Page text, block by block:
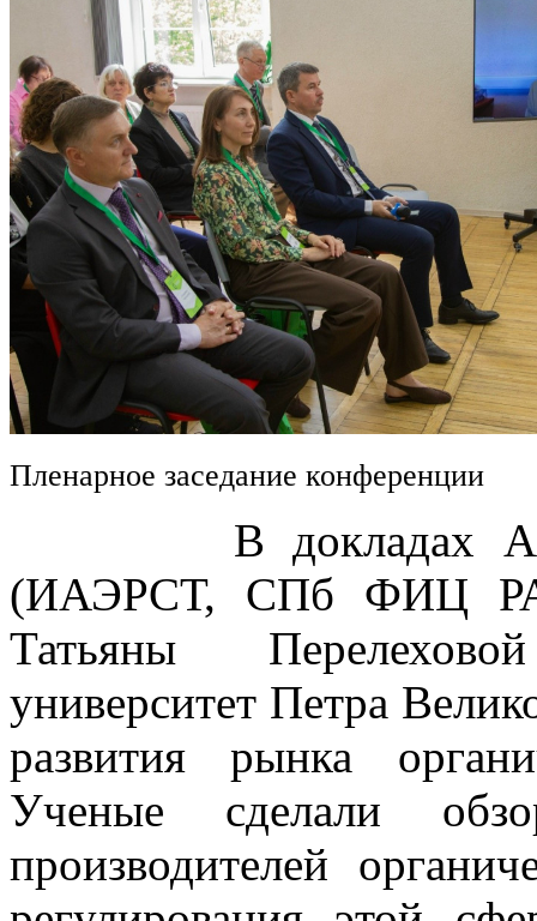
Пленарное заседание конференции
В докладах
(ИАЭРСТ, СПб ФИЦ
Татьяны
университет Петра
развития рынка
Ученые сделали
производителей